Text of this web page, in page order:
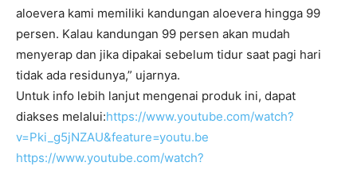
aloevera kami memiliki kandungan aloevera hingga 99
persen. Kalau kandungan 99 persen akan mudah
menyerap dan jika dipakai sebelum tidur saat pagi hari
tidak ada residunya,” ujarnya.
Untuk info lebih lanjut mengenai produk ini, dapat
diakses melalui:https://www.youtube.com/watch?
v=Pki_g5jNZAU&feature=youtu.be
https://www.youtube.com/watch?